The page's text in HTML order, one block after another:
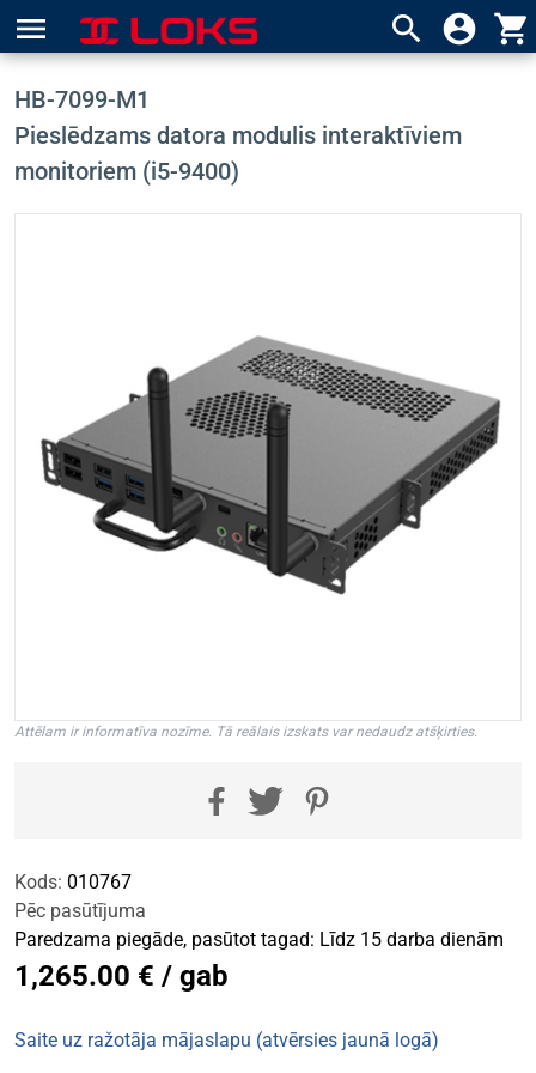
menu search account_circle shopping_cart
HB-7099-M1
Pieslēdzams datora modulis interaktīviem
monitoriem (i5-9400)
Attēlam ir informatīva nozīme. Tā reālais izskats var nedaudz atšķirties.
Kods: 010767
Pēc pasūtījuma
Paredzama piegāde, pasūtot tagad: Līdz 15 darba dienām
1,265.00 € / gab
Saite uz ražotāja mājaslapu (atvērsies jaunā logā)